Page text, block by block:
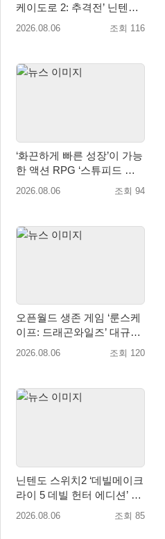
케이도로 2: 추격전’ 닌텐도
eShop 출시
2026.08.06 조회 116
‘화끈하게 빠른 성장’이 가능
한 액션 RPG ‘스튜피드 네
버 다이즈’ 패키지판 예약판
2026.08.06 조회 94
오픈월드 생존 게임 ‘룬스케
이프: 드래곤와일즈’ 대규모
유저 편의성 개선 및 사이드
2026.08.06 조회 120
닌텐도 스위치2 ‘데빌메이크
라이 5 데빌 헌터 에디션’ 패
키지 제품 8월 7일 예약판매
2026.08.06 조회 85